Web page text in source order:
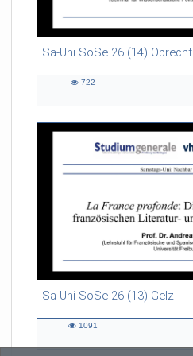
Sa-Uni SoSe 26 (14) Obrecht
46:53 duration
722
Sa-Uni SoSe 26 (13) Gelz
55:13 duration
1091